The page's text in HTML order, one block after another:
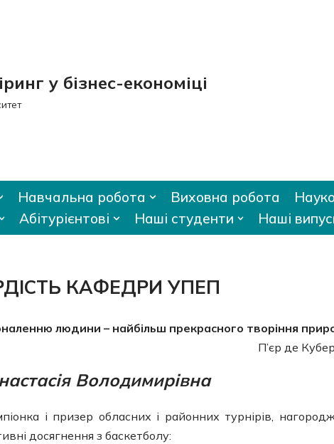
у бізнес-економіці
Навчальна робота Виховна робота
Абітурієнтові Наші студенти Наші
КАФЕДРИ УПЕП
людини – найбільш прекрасного творіння
П’єр де
Володимирівна
і призер обласних і районних турнірів,
досягнення з баскетболу: